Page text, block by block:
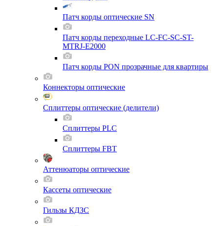
Патч корды оптические SN
Патч корды переходные LC-FC-SC-ST-
MTRJ-E2000
Патч корды PON прозрачные для квартиры
Коннекторы оптические
Сплиттеры оптические (делители)
Сплиттеры PLC
Сплиттеры FBT
Аттенюаторы оптические
Кассеты оптические
Гильзы КДЗС